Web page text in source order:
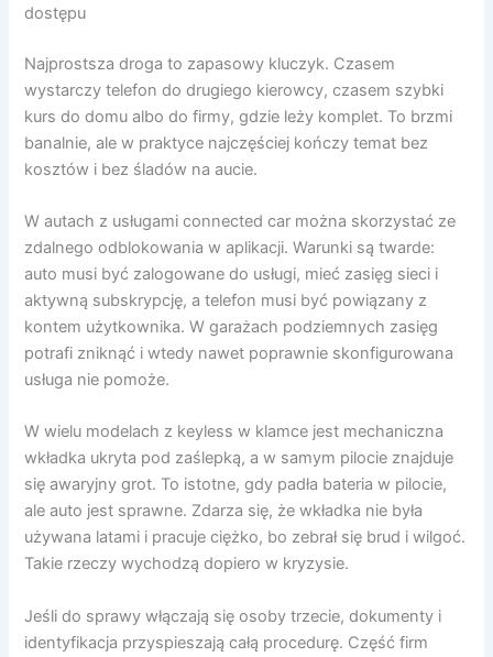
dostępu
Najprostsza droga to zapasowy kluczyk. Czasem
wystarczy telefon do drugiego kierowcy, czasem szybki
kurs do domu albo do firmy, gdzie leży komplet. To brzmi
banalnie, ale w praktyce najczęściej kończy temat bez
kosztów i bez śladów na aucie.
W autach z usługami connected car można skorzystać ze
zdalnego odblokowania w aplikacji. Warunki są twarde:
auto musi być zalogowane do usługi, mieć zasięg sieci i
aktywną subskrypcję, a telefon musi być powiązany z
kontem użytkownika. W garażach podziemnych zasięg
potrafi zniknąć i wtedy nawet poprawnie skonfigurowana
usługa nie pomoże.
W wielu modelach z keyless w klamce jest mechaniczna
wkładka ukryta pod zaślepką, a w samym pilocie znajduje
się awaryjny grot. To istotne, gdy padła bateria w pilocie,
ale auto jest sprawne. Zdarza się, że wkładka nie była
używana latami i pracuje ciężko, bo zebrał się brud i wilgoć.
Takie rzeczy wychodzą dopiero w kryzysie.
Jeśli do sprawy włączają się osoby trzecie, dokumenty i
identyfikacja przyspieszają całą procedurę. Część firm